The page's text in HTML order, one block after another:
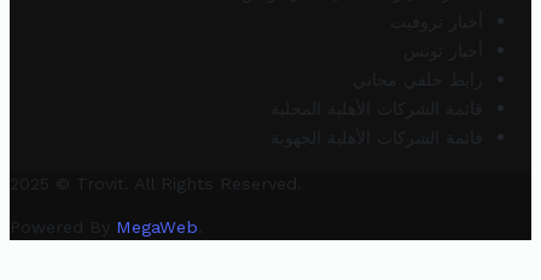
أخبار تروفيت
أخبار تونس
رابط خلفي مجاني
قائمة الشركات الأهلية المحلية
قائمة الشركات الأهلية الجهوية
2025 © Trovit. All Rights Reserved.
Powered By MegaWeb